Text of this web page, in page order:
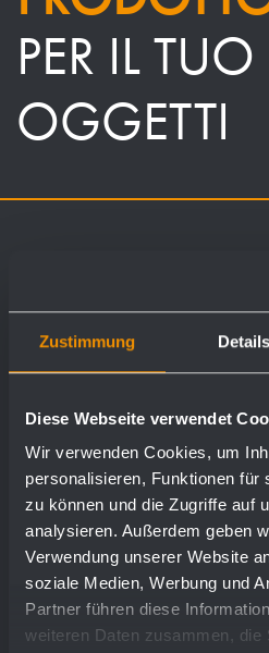
Zustimmung Details
Diese Webseite verwendet
Wir verwenden Cookies, um
personalisieren, Funktionen für
zu können und die Zugriffe auf
analysieren. Außerdem geben
Verwendung unserer Website
soziale Medien, Werbung und
Partner führen diese
weiteren Daten zusammen, die
PER IL TUO
OGGETTI
La pianificazione e la
servizi igienici commerciali
tipo e delle dimensioni
dipendenti, equipaggiamento
prodotto per ogni oggetto.